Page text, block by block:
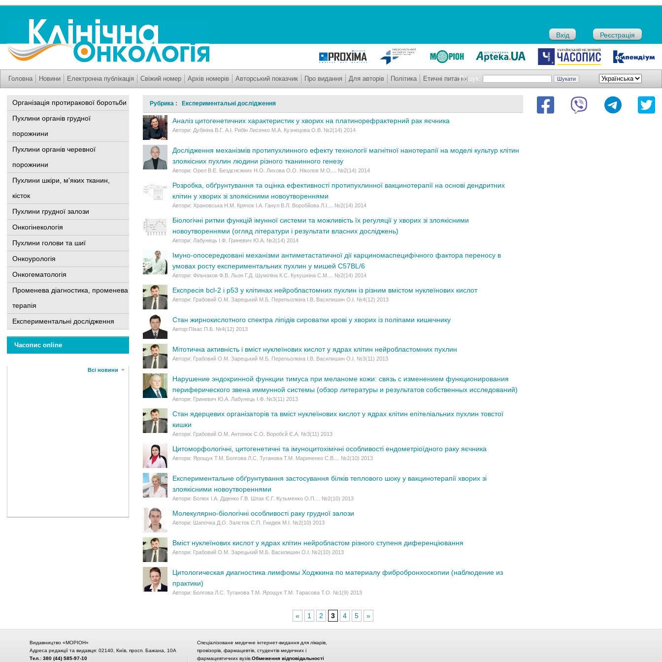
Вхід Реєстрація
Пошук:
Головна Новини Електронна публікація Свіжий номер Архів номерів Авторський показчик Про видання Для авторів Політика Етичні питання
Організація протиракової боротьби
Пухлини органів грудної
порожнини
Пухлини органів черевної
порожнини
Пухлини шкіри, м'яких тканин,
кісток
Пухлини грудної залози
Онкогінекологія
Пухлини голови та шиї
Онкоурологія
Онкогематологія
Променева діагностика, променева
терапія
Експериментальні дослідження
Часопис online
Всі новини
Рубрика : Експериментальні дослідження
Аналіз цитогенетичних характеристик у хворих на платинорефрактерний рак яєчника
Автори: Дубініна В.Г. А.І. Рибін Лисенко М.А. Кузнецова О.В. №2(14) 2014
Дослідження механізмів протипухлинного ефекту технології магнітної нанотерапії на моделі культур клітин
злоякісних пухлин людини різного тканинного генезу
Автори: Орел В.Е. Бездєнєжних Н.О. Лихова О.О. Ніколов М.О.... №2(14) 2014
Розробка, обґрунтування та оцінка ефективності протипухлинної вакцинотерапії на основі дендритних
клітин у хворих зі злоякісними новоутвореннями
Автори: Храновська Н.М. Крячок І.А. Ганул В.Л. Воробйова Л.І.... №2(14) 2014
Біологічні ритми функцій імунної системи та можливість їх регуляції у хворих зі злоякісними
новоутвореннями (огляд літератури і результати власних досліджень)
Автори: Лабунець І.Ф. Гриневич Ю.А. №2(14) 2014
Імуно-опосередковані механізми антиметастатичної дії карциномаспецифічного фактора переносу в
умовах росту експериментальних пухлин у мишей С57BL/6
Автори: Фільчаков Ф.В. Льон Г.Д. Шуміліна К.С. Кукушкіна С.М.... №2(14) 2014
Експресія bcl-2 і p53 у клітинах нейробластомних пухлин із різним вмістом нуклеїнових кислот
Автори: Грабовий О.М. Зарецький М.Б. Перепьолкіна І.В. Василишин О.І. №4(12) 2013
Стан жирнокислотного спектра ліпідів сироватки крові у хворих із поліпами кишечнику
Автор:ПІкас П.Б. №4(12) 2013
Мітотична активність і вміст нуклеїнових кислот у ядрах клітин нейробластомних пухлин
Автори: Грабовий О.М. Зарецький М.Б. Перепьолкіна І.В. Василишин О.І. №3(11) 2013
Нарушение эндокринной функции тимуса при меланоме кожи: связь с изменением функционирования
периферического звена иммунной системы (обзор литературы и результатов собственных исследований)
Автори: Гриневич Ю.А. Лабунець І.Ф. №3(11) 2013
Стан ядерцевих організаторів та вміст нуклеїнових кислот у ядрах клітин епітеліальних пухлин товстої
кишки
Автори: Грабовий О.М. Антонюк С.О. Воробєй Є.А. №3(11) 2013
Цитоморфологічні, цитогенетичні та імуноцитохімічні особливості ендометріоїдного раку яєчника
Автори: Ярощук Т.М. Болгова Л.С. Туганова Т.М. Мариненко С.В.... №2(10) 2013
Експериментальне обґрунтування застосування білків теплового шоку у вакцинотерапії хворих зі
злоякісними новоутвореннями
Автори: Болюх І.А. Діденко Г.В. Шпак Є.Г. Кузьменко О.П.... №2(10) 2013
Молекулярно-біологічні особливості раку грудної залози
Автори: Шапочка Д.О. Залєток С.П. Гнидюк М.І. №2(10) 2013
Вміст нуклеїнових кислот у ядрах клітин нейробластом різного ступеня диференціювання
Автори: Грабовий О.М. Зарецький М.Б. Василишин О.І. №2(10) 2013
Цитологическая диагностика лимфомы Ходжкина по материалу фибробронхоскопии (наблюдение из
практики)
Автори: Болгова Л.С. Туганова Т.М. Ярощук Т.М. Тарасова Т.О. №1(9) 2013
« 1 2 3 4 5 »
Видавництво «МОРІОН»
Адреса редакції та видавця: 02140, Київ, просп. Бажана, 10А
Тел.: 380 (44) 585-97-10
Спеціалізоване медичне інтернет-видання для лікарів,
провізорів, фармацевтів, студентів медичних і
фармацевтичних вузів. Обмеження відповідальності